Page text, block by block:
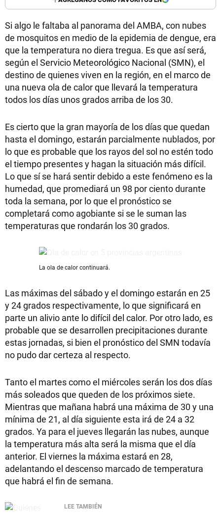
Si algo le faltaba al panorama del AMBA, con nubes
de mosquitos en medio de la epidemia de dengue, era
que la temperatura no diera tregua. Es que así será,
según el Servicio Meteorológico Nacional (SMN), el
destino de quienes viven en la región, en el marco de
una nueva ola de calor que llevará la temperatura
todos los días unos grados arriba de los 30.
Es cierto que la gran mayoría de los días que quedan
hasta el domingo, estarán parcialmente nublados, por
lo que es probable que los rayos del sol no estén todo
el tiempo presentes y hagan la situación más difícil.
Lo que sí se hará sentir debido a este fenómeno es la
humedad, que promediará un 98 por ciento durante
toda la semana, por lo que el pronóstico se
completará como agobiante si se le suman las
temperaturas que rondarán los 30 grados.
La ola de calor continuará.
Las máximas del sábado y el domingo estarán en 25
y 24 grados respectivamente, lo que significará en
parte un alivio ante lo difícil del calor. Por otro lado, es
probable que se desarrollen precipitaciones durante
estas jornadas, si bien el pronóstico del SMN todavía
no pudo dar certeza al respecto.
Tanto el martes como el miércoles serán los dos días
más soleados que queden de los próximos siete.
Mientras que mañana habrá una máxima de 30 y una
mínima de 21, al día siguiente esta irá de 24 a 32
grados. Ya para el jueves llegarán las nubes, aunque
la temperatura más alta será la misma que el día
anterior. El viernes la máxima estará en 28,
adelantando el descenso marcado de temperatura
que habrá el fin de semana.
LEE TAMBIÉN